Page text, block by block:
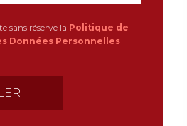
sans réserve la Politique de
Données Personnelles